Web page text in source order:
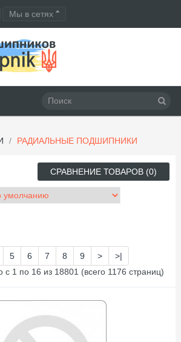
Мы в сетях
РАДИАЛЬНЫЕ ПОДШИПНИКИ
СРАВНЕНИЕ ТОВАРОВ (0)
5 6 7 8 9 >
>|
с 1 по 16 из 18801 (всего 1176 страниц)